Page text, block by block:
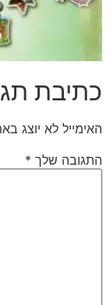
כתיבת
האימייל לא יוצג
התגובה שלך *